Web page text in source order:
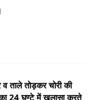
व ताले तोड़कर चोरी की
का 24 घण्टे में खुलासा करते